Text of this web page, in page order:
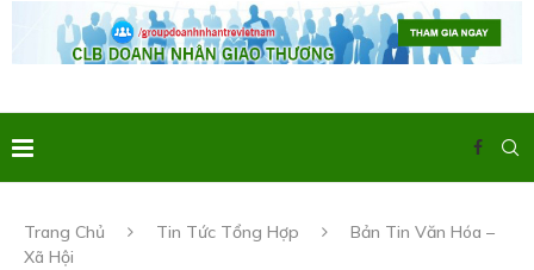
Trang Chủ Tin Tức Tổng Hợp
Bản Tin Văn Hóa –
Xã Hội